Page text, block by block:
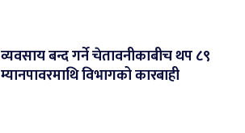
व्यवसाय बन्द गर्ने चेतावनीकाबीच थप ८९
म्यानपावरमाथि विभागको कारबाही